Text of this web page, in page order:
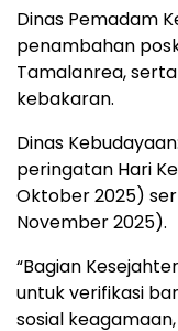
Dinas Pemadam
penambahan
Tamalanrea,
kebakaran.
Dinas
peringatan Hari
Oktober 2025)
November 2025).
“Bagian
untuk verifikasi
sosial